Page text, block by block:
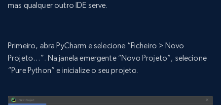
mas qualquer outro IDE serve.
Primeiro, abra PyCharm e selecione “Ficheiro > Novo
Projeto…”. Na janela emergente “Novo Projeto”, selecione
“Pure Python” e inicialize o seu projeto.